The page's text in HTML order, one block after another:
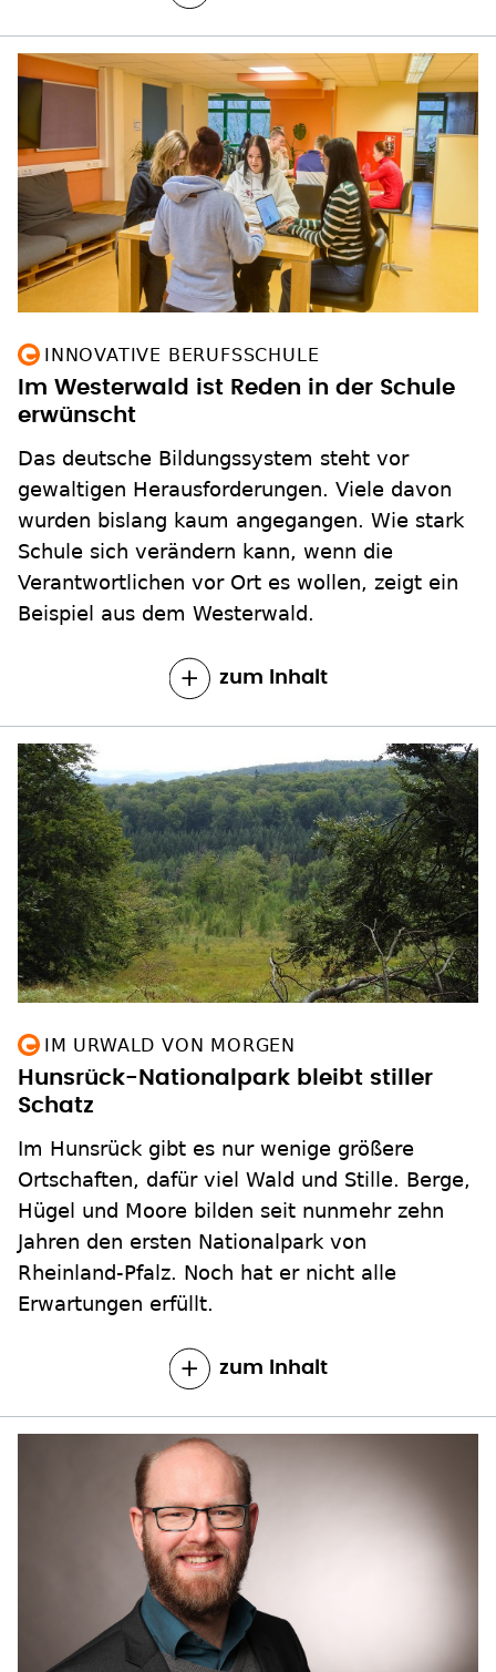
INNOVATIVE BERUFSSCHULE
Im Westerwald ist Reden in der Schule
erwünscht
Das deutsche Bildungssystem steht vor
gewaltigen Herausforderungen. Viele davon
wurden bislang kaum angegangen. Wie stark
Schule sich verändern kann, wenn die
Verantwortlichen vor Ort es wollen, zeigt ein
Beispiel aus dem Westerwald.
zum Inhalt
IM URWALD VON MORGEN
Hunsrück-Nationalpark bleibt stiller
Schatz
Im Hunsrück gibt es nur wenige größere
Ortschaften, dafür viel Wald und Stille. Berge,
Hügel und Moore bilden seit nunmehr zehn
Jahren den ersten Nationalpark von
Rheinland-Pfalz. Noch hat er nicht alle
Erwartungen erfüllt.
zum Inhalt